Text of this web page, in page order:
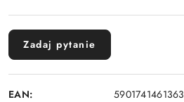
Zadaj pytanie
EAN: 5901741461363